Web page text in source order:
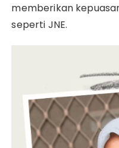
memberikan
seperti JNE.